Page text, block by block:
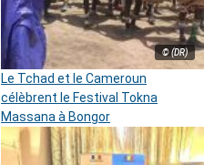
© (DR)
Le Tchad et le Cameroun
célèbrent le Festival Tokna
Massana à Bongor